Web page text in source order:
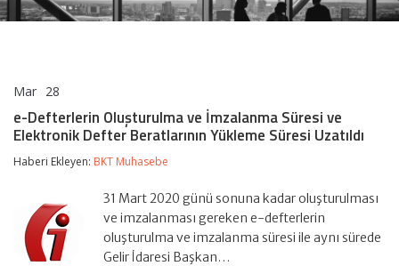
Mar 28
Oluşturulma
ve
Süresi
Elektronik
Defter
Beratlarının
Yükleme
Süresi
e-Defterlerin Oluşturulma ve İmzalanma Süresi ve
Elektronik Defter Beratlarının Yükleme Süresi Uzatıldı
Haberi Ekleyen: BKT Muhasebe
31 Mart 2020 günü sonuna kadar oluşturulması
ve imzalanması gereken e-defterlerin
oluşturulma ve imzalanma süresi ile aynı sürede
Gelir İdaresi Başkan…